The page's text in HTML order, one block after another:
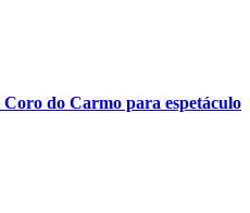
do Carmo para espetáculo